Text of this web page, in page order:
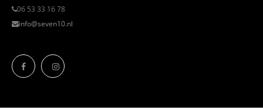
06 53 33 16 78
info@seven10.nl